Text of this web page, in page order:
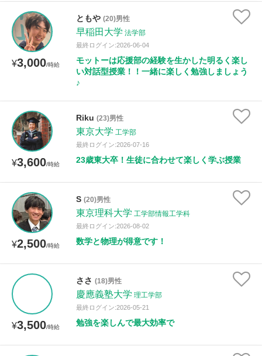
¥3,000/時給
ともや (20)男性
早稲田大学 法学部
最終ログイン:2026-06-04
モットーは応援部の経験を生かした明るく楽し
い対話型授業！！一緒に楽しく勉強しましょう
♪
¥3,600/時給
Riku (23)男性
東京大学 工学部
最終ログイン:2026-07-16
23歳東大卒！生徒に合わせて楽しく学ぶ授業
¥2,500/時給
S (20)男性
東京理科大学 工学部情報工学科
最終ログイン:2026-08-02
数学と物理が得意です！
¥3,500/時給
ささ (18)男性
慶應義塾大学 理工学部
最終ログイン:2026-05-21
勉強を楽しんで最大効率で
性別